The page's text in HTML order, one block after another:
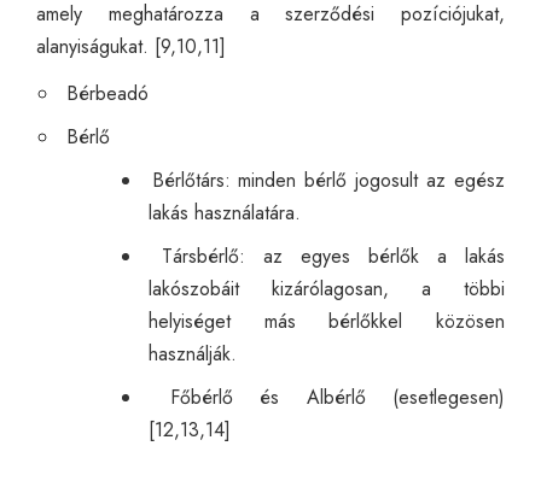
amely meghatározza a szerződési pozíciójukat,
alanyiságukat. [9,10,11]
Bérbeadó
Bérlő
Bérlőtárs: minden bérlő jogosult az egész
lakás használatára.
Társbérlő: az egyes bérlők a lakás
lakószobáit kizárólagosan, a többi
helyiséget más bérlőkkel közösen
használják.
Főbérlő és Albérlő (esetlegesen)
[12,13,14]